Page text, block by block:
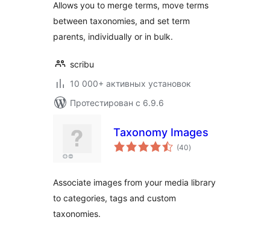
Allows you to merge terms, move terms
between taxonomies, and set term
parents, individually or in bulk.
scribu
10 000+ активных установок
Протестирован с 6.9.6
Taxonomy Images
(40общий
рейтинг
)
Associate images from your media library
to categories, tags and custom
taxonomies.